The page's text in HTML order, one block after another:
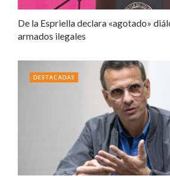
De la Espriella declara «agotado»
armados ilegales
DESTACADAS